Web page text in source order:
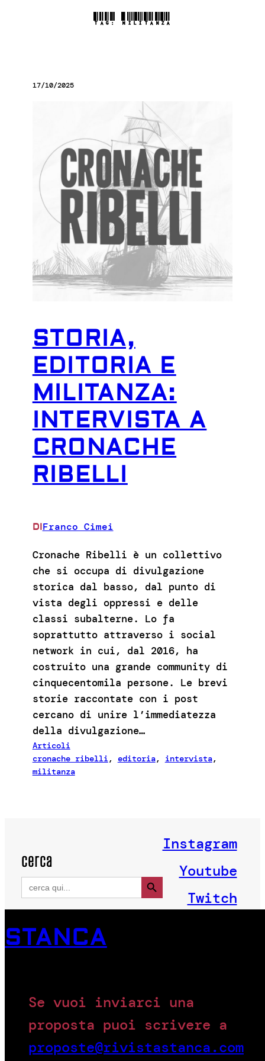
TAG:MILITANZA
17/10/2025
STORIA,
EDITORIA E
MILITANZA:
INTERVISTA A
CRONACHE
RIBELLI
DIFranco Cimei
Cronache Ribelli è un collettivo
che si occupa di divulgazione
storica dal basso, dal punto di
vista degli oppressi e delle
classi subalterne. Lo fa
soprattutto attraverso i social
network in cui, dal 2016, ha
costruito una grande community di
cinquecentomila persone. Le brevi
storie raccontate con i post
cercano di unire l’immediatezza
della divulgazione…
Articoli
cronache ribelli, editoria, intervista
militanza
cerca
Search
for:
Search Button
Instagram
Youtube
Twitch
STANCA
Se vuoi inviarci una
proposta puoi scrivere a
proposte@rivistastanca.com